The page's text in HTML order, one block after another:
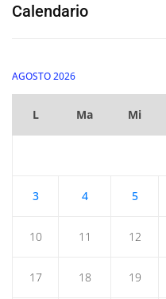
Calendario
AGOSTO 2026
L Ma Mi
3 4 5
10 11 12
17 18 19